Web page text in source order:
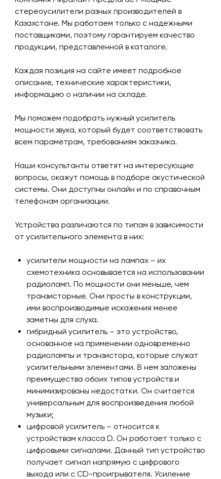
стереоусилители разных производителей в
Казахстане. Мы работаем только с надежными
поставщиками, поэтому гарантируем качество
продукции, представленной в каталоге.
Каждая позиция на сайте имеет подробное
описание, технические характеристики,
информацию о наличии на складе.
Мы поможем подобрать нужный усилитель
мощности звука, который будет соответствовать
всем параметрам, требованиям заказчика.
Наши консультанты ответят на интересующие
вопросы, окажут помощь в подборе акустической
системы. Они доступны онлайн и по справочным
телефонам организации.
Устройства различаются по типам в зависимости
от усилительного элемента в них:
усилители мощности на лампах – их
схемотехника основывается на использовании
радиоламп. По мощности они меньше, чем
транзисторные. Они просты в конструкции,
ими воспроизводимые искажения менее
заметны для слуха.
гибридный усилитель – это устройство,
основанное на применении одновременно
радиолампы и транзистора, которые служат
усилительными элементами. В нем заложены
преимущества обоих типов устройств и
минимизированы недостатки. Он считается
универсальным для воспроизведения любой
музыки;
цифровой усилитель – относится к
устройствам класса D. Он работает только с
цифровыми сигналами. Данный тип устройство
получает сигнал напрямую с цифрового
выхода или с CD-проигрывателя. Усиление